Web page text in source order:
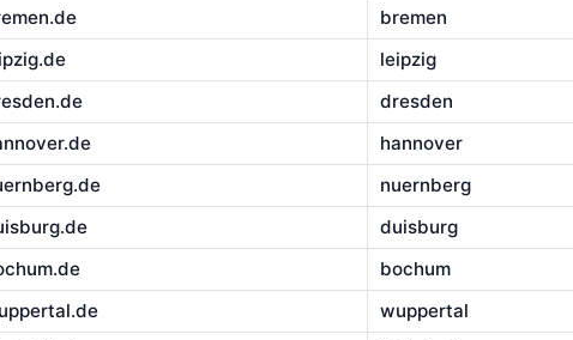
bremen
leipzig
dresden
hannover
nuernberg
duisburg
bochum
wuppertal